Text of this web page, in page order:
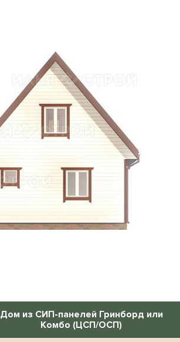
Дом из СИП-панелей Гринборд или
Комбо (ЦСП/ОСП)